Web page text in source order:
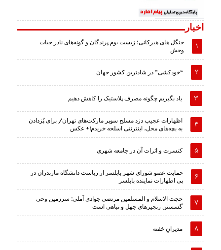
اخبار
جنگل های هیرکانی؛ زیست بوم پرندگان و گونه‌های نادر حیات
وحش
“خودکشی” در شادترین کشور جهان
یاد بگیریم چگونه مصرف پلاستیک را کاهش دهیم
اظهارات عجیب دزد مسلح سوپر مارکت‌های تهران/ برای پُزدادن
به بچه‌های محل، اینترنتی اسلحه خریدم!+ عکس
کنسرت و اثرات آن در جامعه شهری
حمایت عضو شورای شهر بابلسر از ریاست دانشگاه مازندران در
پی اظهارات نماینده بابلسر
حجت الاسلام و المسلمین مرتضی جوادی آملی: سرزمین وحى
گسستن زنجیرهاى جهل و تباهى است
مدیرانِ خفته